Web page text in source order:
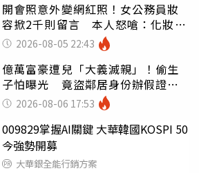
開會照意外變網紅照！女公務員妝
容掀2千則留言 本人怒嗆：化妝有
錯嗎2026-08-05 22:43
億萬富豪遭兒「大義滅親」！偷生
子怕曝光 竟盜鄰居身份辦假證落
戶 2026-08-06 17:53
009829掌握AI關鍵 大華韓國KOSPI 50
今強勢開募
大華銀全能行銷方案